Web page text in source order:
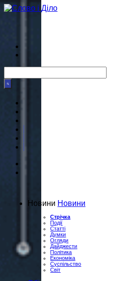
Новини Новини
Стрічка
Події
Статті
Думки
Огляди
Дайджести
Політика
Економіка
Суспільство
Світ